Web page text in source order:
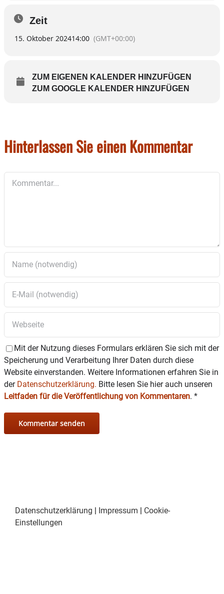
Zeit
15. Oktober 202414:00 (GMT+00:00)
ZUM EIGENEN KALENDER HINZUFÜGEN
ZUM GOOGLE KALENDER HINZUFÜGEN
Hinterlassen Sie einen Kommentar
Mit der Nutzung dieses Formulars erklären Sie sich mit der
Speicherung und Verarbeitung Ihrer Daten durch diese
Website einverstanden. Weitere Informationen erfahren Sie in
der Datenschutzerklärung. Bitte lesen Sie hier auch unseren
Leitfaden für die Veröffentlichung von Kommentaren. *
Datenschutzerklärung | Impressum | Cookie-
Einstellungen